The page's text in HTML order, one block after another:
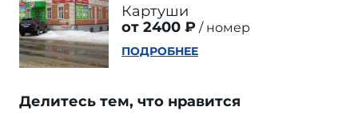
Картуши
от 2400 ₽
номер
ПОДРОБНЕЕ
Делитесь тем, что нравится